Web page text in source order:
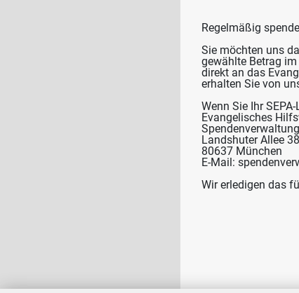
Regelmäßig
Sie möchten uns
gewählte Betrag
direkt an das
erhalten Sie von
Wenn Sie Ihr
Evangelisches
Spendenverwaltung
Landshuter Allee
80637 München
E-Mail:
Wir erledigen das